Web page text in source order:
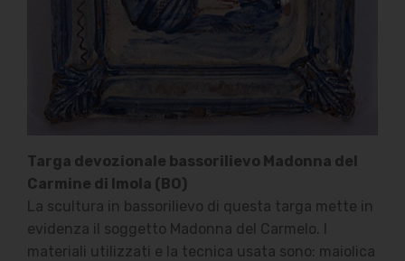
Targa devozionale bassorilievo Madonna del
Carmine di Imola (BO)
La scultura in bassorilievo di questa targa mette in
evidenza il soggetto Madonna del Carmelo. I
materiali utilizzati e la tecnica usata sono: maiolica